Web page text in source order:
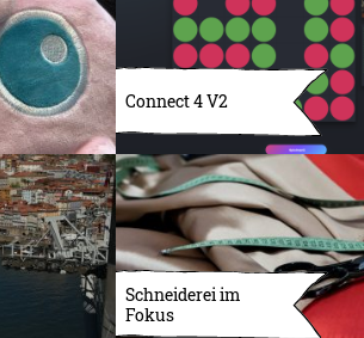
Connect 4 V2
Schneiderei im
Fokus